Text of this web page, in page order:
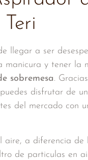
llegar a ser
manicura y tener la
sobremesa.
disfrutar de
del mercado con
aire, a diferencia de
de particulas en